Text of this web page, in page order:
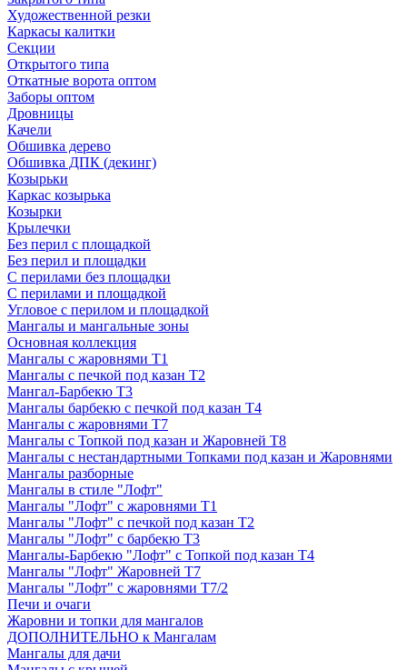
Художественной резки
Каркасы калитки
Секции
Открытого типа
Откатные ворота оптом
Заборы оптом
Дровницы
Качели
Обшивка дерево
Обшивка ДПК (декинг)
Козырьки
Каркас козырька
Козырки
Крылечки
Без перил с площадкой
Без перил и площадки
С перилами без площадки
С перилами и площадкой
Угловое с перилом и площадкой
Мангалы и мангальные зоны
Основная коллекция
Мангалы с жаровнями Т1
Мангалы с печкой под казан Т2
Мангал-Барбекю Т3
Мангалы барбекю с печкой под казан Т4
Мангалы с жаровнями Т7
Мангалы с Топкой под казан и Жаровней Т8
Мангалы с нестандартными Топками под казан и Жаровнями
Мангалы разборные
Мангалы в стиле "Лофт"
Мангалы "Лофт" с жаровнями Т1
Мангалы "Лофт" с печкой под казан Т2
Мангалы "Лофт" с барбекю Т3
Мангалы-Барбекю "Лофт" с Топкой под казан Т4
Мангалы "Лофт" Жаровней Т7
Мангалы "Лофт" с жаровнями Т7/2
Печи и очаги
Жаровни и топки для мангалов
ДОПОЛНИТЕЛЬНО к Мангалам
Мангалы для дачи